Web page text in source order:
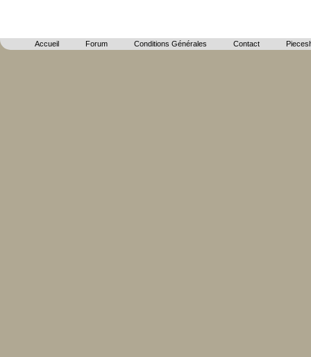
Accueil Forum Conditions Générales Contact